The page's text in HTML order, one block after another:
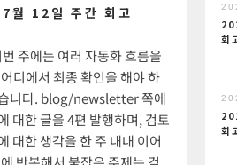
월 12일 주간 회고
주에는 여러 자동화 흐름을
디에서 최종 확인을 해야 하
니다. blog/newsletter 쪽에
대한 글을 4편 발행하며, 검토
대한 생각을 한 주 내내 이어
회
회